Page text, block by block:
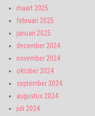
maart 2025
februari 2025
januari 2025
december 2024
november 2024
oktober 2024
september 2024
augustus 2024
juli 2024